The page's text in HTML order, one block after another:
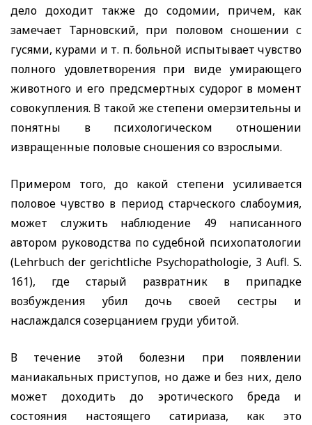
дело доходит также до содомии, причем, как
замечает Тарновский, при половом сношении с
гусями, курами и т. п. больной испытывает чувство
полного удовлетворения при виде умирающего
животного и его предсмертных судорог в момент
совокупления. В такой же степени омерзительны и
понятны в психологическом отношении
извращенные половые сношения со взрослыми.
Примером того, до какой степени усиливается
половое чувство в период старческого слабоумия,
может служить наблюдение 49 написанного
автором руководства по судебной психопатологии
(Lehrbuch der gerichtliche Psychopathologie, 3 Aufl. S.
161), где старый развратник в припадке
возбуждения убил дочь своей сестры и
наслаждался созерцанием груди убитой.
В течение этой болезни при появлении
маниакальных приступов, но даже и без них, дело
может доходить до эротического бреда и
состояния настоящего сатириаза, как это